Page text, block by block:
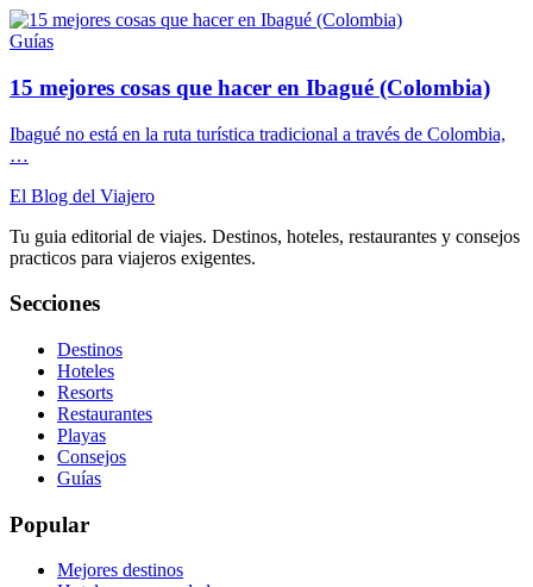
Guías
15 mejores cosas que hacer en Ibagué (Colombia)
Ibagué no está en la ruta turística tradicional a través de Colombia,
…
El Blog del Viajero
Tu guia editorial de viajes. Destinos, hoteles, restaurantes y consejos
practicos para viajeros exigentes.
Secciones
Destinos
Hoteles
Resorts
Restaurantes
Playas
Consejos
Guías
Popular
Mejores destinos